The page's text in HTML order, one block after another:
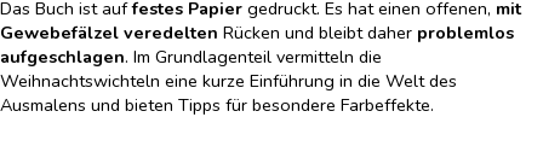
Das Buch ist auffestes Papier gedruckt. Es hat einen offenen, mit
Gewebefälzel veredelten Rücken und bleibt daher problemlos
aufgeschlagen. Im Grundlagenteil vermitteln die
Weihnachtswichteln eine kurze Einführung in die Welt des
Ausmalens und bieten Tipps für besondere Farbeffekte.